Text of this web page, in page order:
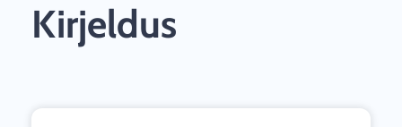
Kirjeldus